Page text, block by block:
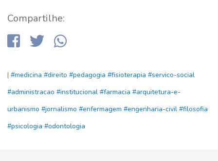
Compartilhe:
| #medicina #direito #pedagogia #fisioterapia #servico-social
#administracao #institucional #farmacia #arquitetura-e-
urbanismo #jornalismo #enfermagem #engenharia-civil #filosofia
#psicologia #odontologia